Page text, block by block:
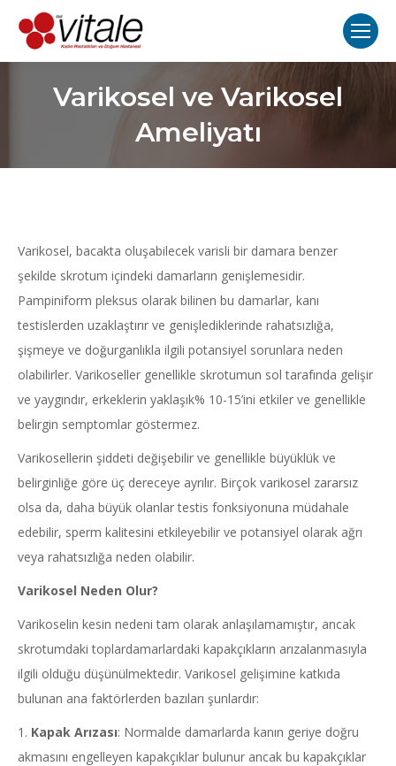
Varikosel ve Varikosel
Ameliyatı
Varikosel, bacakta oluşabilecek varisli bir damara benzer
şekilde skrotum içindeki damarların genişlemesidir.
Pampiniform pleksus olarak bilinen bu damarlar, kanı
testislerden uzaklaştırır ve genişlediklerinde rahatsızlığa,
şişmeye ve doğurganlıkla ilgili potansiyel sorunlara neden
olabilirler. Varikoseller genellikle skrotumun sol tarafında gelişir
ve yaygındır, erkeklerin yaklaşık% 10-15’ini etkiler ve genellikle
belirgin semptomlar göstermez.
Varikosellerin şiddeti değişebilir ve genellikle büyüklük ve
belirginliğe göre üç dereceye ayrılır. Birçok varikosel zararsız
olsa da, daha büyük olanlar testis fonksiyonuna müdahale
edebilir, sperm kalitesini etkileyebilir ve potansiyel olarak ağrı
veya rahatsızlığa neden olabilir.
Varikosel Neden Olur?
Varikoselin kesin nedeni tam olarak anlaşılamamıştır, ancak
skrotumdaki toplardamarlardaki kapakçıkların arızalanmasıyla
ilgili olduğu düşünülmektedir. Varikosel gelişimine katkıda
bulunan ana faktörlerden bazıları şunlardır:
1. Kapak Arızası: Normalde damarlarda kanın geriye doğru
akmasını engelleyen kapakçıklar bulunur ancak bu kapakçıklar